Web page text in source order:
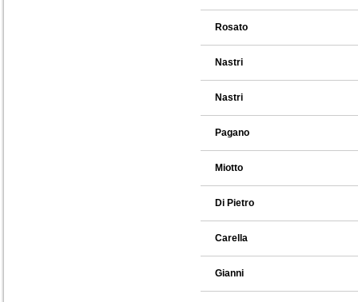
Rosato
Nastri
Nastri
Pagano
Miotto
Di Pietro
Carella
Gianni